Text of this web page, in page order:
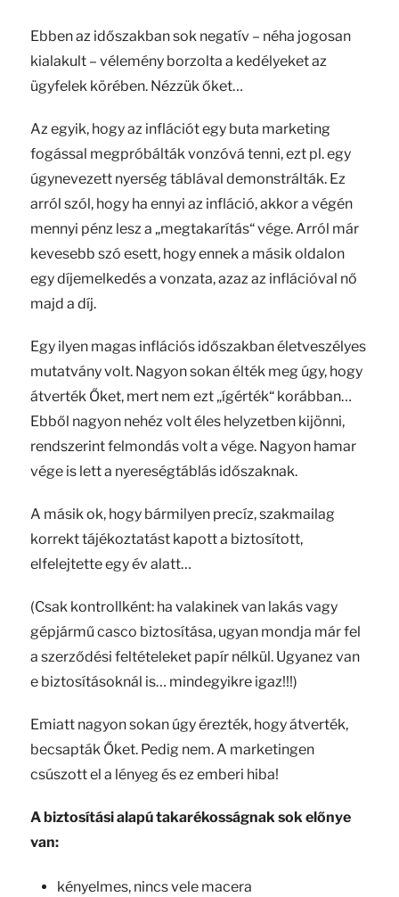
Ebben az időszakban sok negatív – néha jogosan
kialakult – vélemény borzolta a kedélyeket az
ügyfelek körében. Nézzük őket…
Az egyik, hogy az inflációt egy buta marketing
fogással megpróbálták vonzóvá tenni, ezt pl. egy
úgynevezett nyerség táblával demonstrálták. Ez
arról szól, hogy ha ennyi az infláció, akkor a végén
mennyi pénz lesz a „megtakarítás“ vége. Arról már
kevesebb szó esett, hogy ennek a másik oldalon
egy díjemelkedés a vonzata, azaz az inflációval nő
majd a díj.
Egy ilyen magas inflációs időszakban életveszélyes
mutatvány volt. Nagyon sokan élték meg úgy, hogy
átverték Őket, mert nem ezt „ígérték“ korábban…
Ebből nagyon nehéz volt éles helyzetben kijönni,
rendszerint felmondás volt a vége. Nagyon hamar
vége is lett a nyereségtáblás időszaknak.
A másik ok, hogy bármilyen precíz, szakmailag
korrekt tájékoztatást kapott a biztosított,
elfelejtette egy év alatt…
(Csak kontrollként: ha valakinek van lakás vagy
gépjármű casco biztosítása, ugyan mondja már fel
a szerződési feltételeket papír nélkül. Ugyanez van
e biztosításoknál is… mindegyikre igaz!!!)
Emiatt nagyon sokan úgy érezték, hogy átverték,
becsapták Őket. Pedig nem. A marketingen
csúszott el a lényeg és ez emberi hiba!
A biztosítási alapú takarékosságnak sok előnye
van:
kényelmes, nincs vele macera